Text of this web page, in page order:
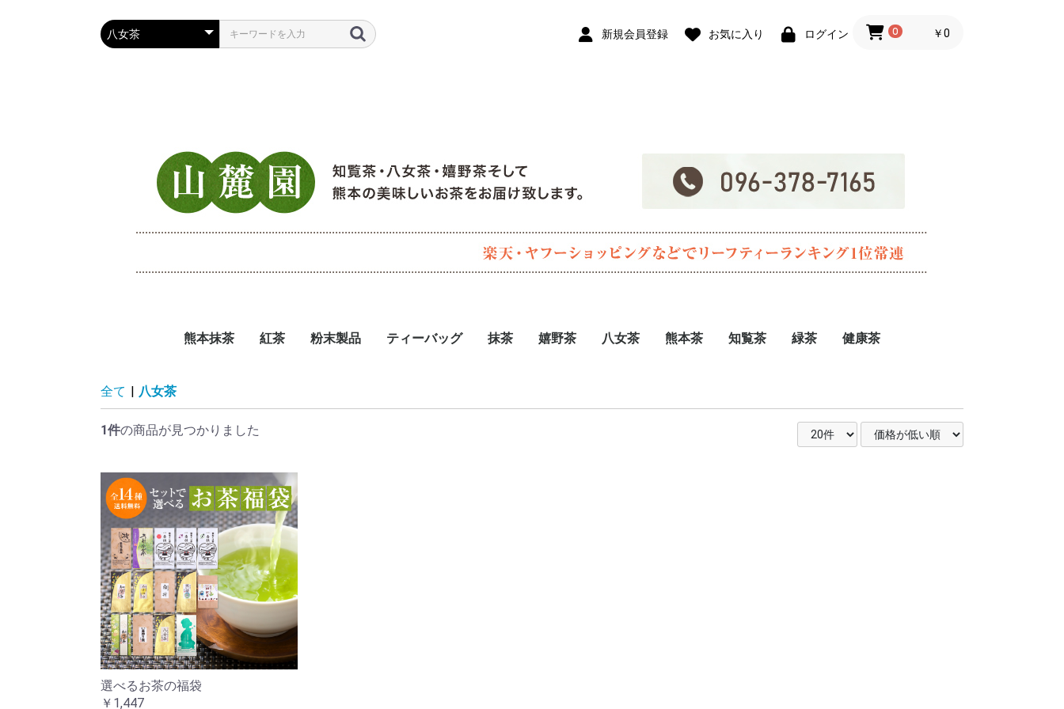
新規会員登録 お気に入り ログイン 0 ￥0
熊本抹茶 紅茶 粉末製品 ティーバッグ 抹茶 嬉野茶 八女茶 熊本茶 知覧茶 緑茶 健康茶
全て | 八女茶
1件の商品が見つかりました
選べるお茶の福袋
￥1,447